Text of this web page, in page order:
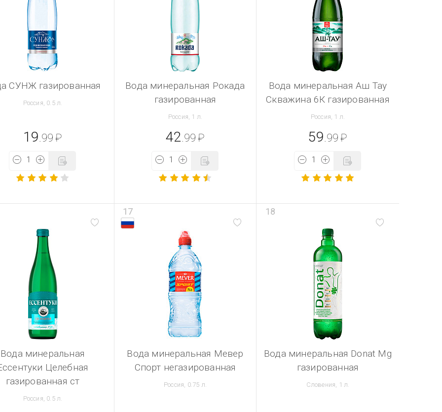
СУНЖ газированная
Россия, 0.5 л.
19 .99 ₽
Вода минеральная Рокада
газированная
Россия, 1 л.
42 .99 ₽
Вода минеральная Аш Тау
Скважина 6К газированная
Россия, 1 л.
59 .99 ₽
Вода минеральная
Целебная
газированная ст
Россия, 0.5 л.
17
Вода минеральная Мевер
Спорт негазированная
Россия, 0.75 л.
18
Вода минеральная Donat Mg
газированная
Словения, 1 л.